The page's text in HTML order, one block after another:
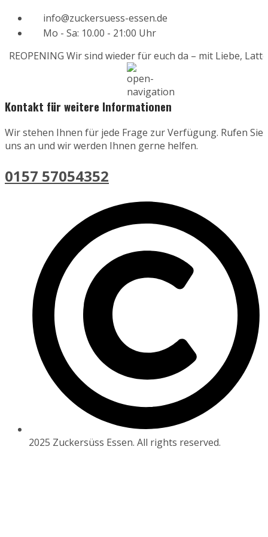
info@zuckersuess-essen.de
Mo - Sa: 10.00 - 21:00 Uhr
REOPENING Wir sind wieder für euch da – mit Liebe,
Kontakt für weitere Informationen
Wir stehen Ihnen für jede Frage zur Verfügung. Rufen Sie
uns an und wir werden Ihnen gerne helfen.
0157 57054352
2025 Zuckersüss Essen. All rights reserved.